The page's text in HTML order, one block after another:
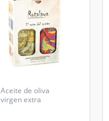
Aceite de oliva
virgen extra